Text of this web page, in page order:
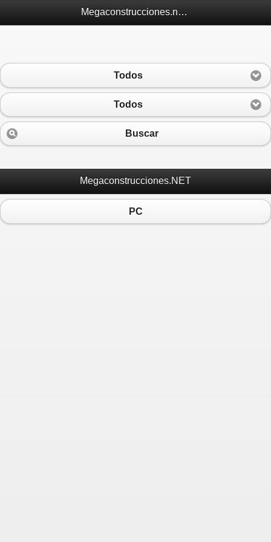
Megaconstrucciones.net Móvil
Todos
Todos
Buscar
Megaconstrucciones.NET
PC